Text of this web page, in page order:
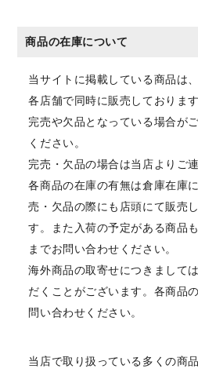
商品の在庫について
当サイトに掲載している商品は
各店舗で同時に販売しておりま
完売や欠品となっている場合が
ください。
完売・欠品の場合は当店よりご
各商品の在庫の有無は倉庫在庫
売・欠品の際にも店頭にて販売
す。また入荷の予定がある商品
までお問い合わせください。
海外商品の取寄せにつきまして
だくことがございます。各商品
問い合わせください。
当店で取り扱っている多くの商